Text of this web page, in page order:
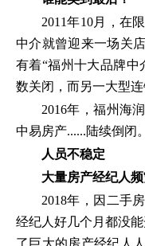
2011年10月，在
中介就曾迎来一场关
有着“福州十大品牌中
数关闭，而另一大型
2016年，福州海
中易房产......陆续倒闭。
人员不稳定
大量房产经纪人
2018年，因二手
经纪人好几个月都没